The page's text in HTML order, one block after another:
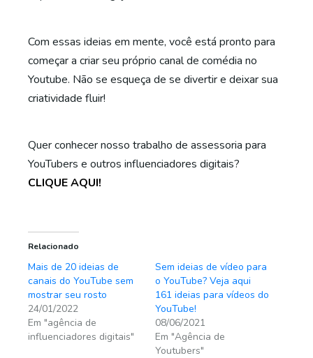
Com essas ideias em mente, você está pronto para
começar a criar seu próprio canal de comédia no
Youtube. Não se esqueça de se divertir e deixar sua
criatividade fluir!
Quer conhecer nosso trabalho de assessoria para
YouTubers e outros influenciadores digitais?
CLIQUE AQUI!
Relacionado
Mais de 20 ideias de
canais do YouTube sem
mostrar seu rosto
24/01/2022
Em "agência de
influenciadores digitais"
Sem ideias de vídeo para
o YouTube? Veja aqui
161 ideias para vídeos do
YouTube!
08/06/2021
Em "Agência de
Youtubers"